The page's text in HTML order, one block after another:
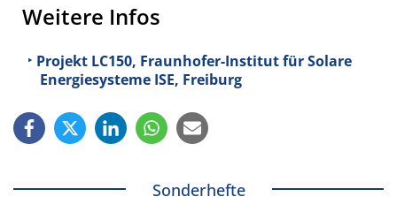
Weitere Infos
Projekt LC150, Fraunhofer-Institut für Solare
Energiesysteme ISE, Freiburg
Sonderhefte